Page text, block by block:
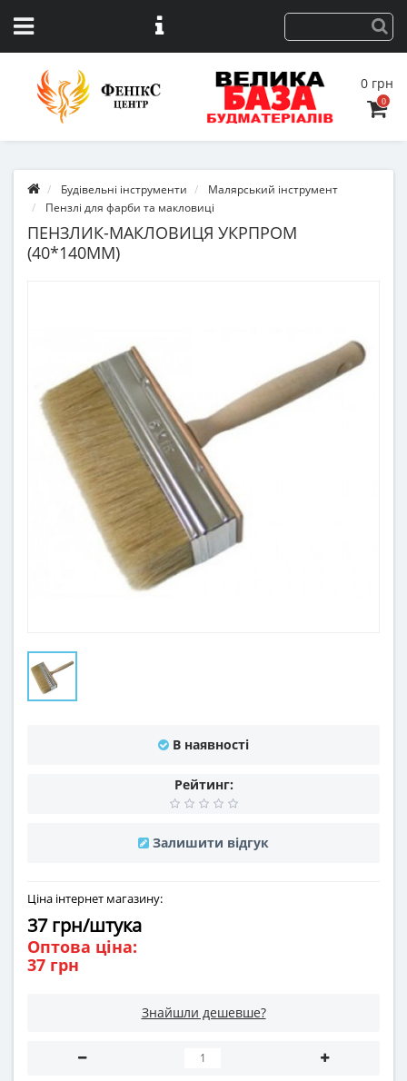
0 грн
0
Будівельні інструменти
Малярський інструмент
Пензлі для фарби та макловиці
ПЕНЗЛИК-МАКЛОВИЦЯ УКРПРОМ
(40*140ММ)
В наявності
Рейтинг:
Залишити відгук
Ціна інтернет магазину:
37 грн/штука
Оптова ціна:
37 грн
Знайшли дешевше?